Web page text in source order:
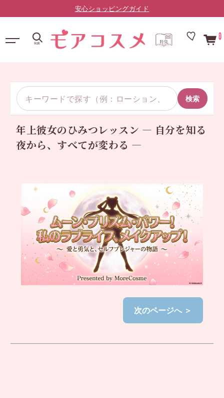
0
検索
年上彼女のひみつレッスン ― 自分を知る
夜から、すべてが変わる ―
次のページへ ＞
安心ショッピングガイド